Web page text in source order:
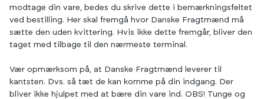
modtage din vare, bedes du skrive dette i bemærkningsfeltet
ved bestilling. Her skal fremgå hvor Danske Fragtmænd må
sætte den uden kvittering. Hvis ikke dette fremgår, bliver den
taget med tilbage til den nærmeste terminal.
Vær opmærksom på, at Danske Fragtmænd leverer til
kantsten. Dvs. så tæt de kan komme på din indgang. Der
bliver ikke hjulpet med at bære din vare ind. OBS! Tunge og